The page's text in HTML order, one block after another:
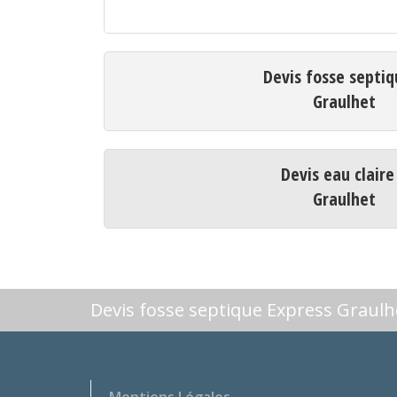
Devis fosse
Graulhet
Devis eau
Graulhet
Devis fosse septique Express